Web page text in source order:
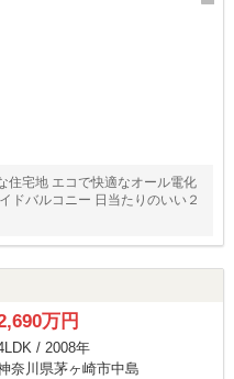
住宅地 エコで快適なオール電化
ドバルコニー 日当たりのいい２
万円
/ 2008年
奈川県茅ヶ崎市中島